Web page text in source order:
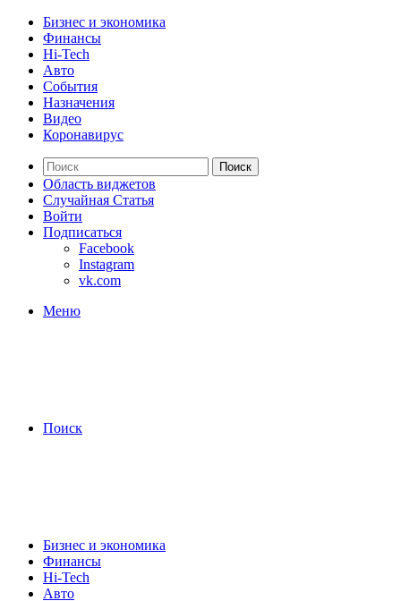
Бизнес и экономика
Финансы
Hi-Tech
Авто
События
Назначения
Видео
Коронавирус
Поиск
Область виджетов
Случайная Статья
Войти
Подписаться
Facebook
Instagram
vk.com
Меню
Поиск
Бизнес и экономика
Финансы
Hi-Tech
Авто